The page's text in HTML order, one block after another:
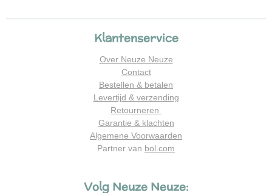
Klantenservice
Over Neuze Neuze
Contact
Bestellen & betalen
Levertijd & verzending
Retourneren
Garantie & klachten
Algemene Voorwaarden
Partner van bol.com
Volg Neuze Neuze: